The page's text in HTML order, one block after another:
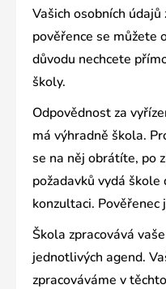
Vašich osobních
pověřence se můžete
důvodu nechcete
školy.
Odpovědnost za
má výhradně škola.
se na něj obrátíte, po
požadavků vydá
konzultaci.
Škola zpracovává
jednotlivých agend.
zpracováváme v